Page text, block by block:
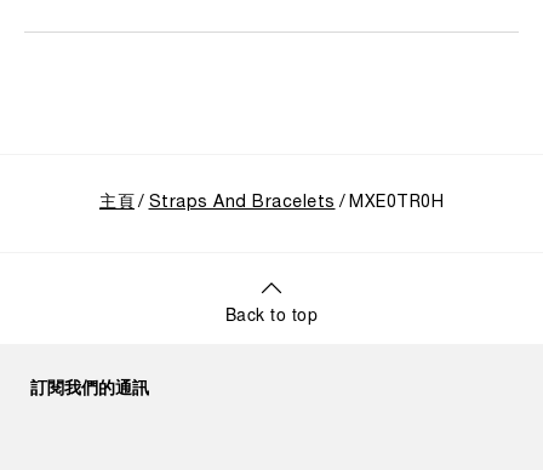
主頁 Straps And Bracelets MXE0TR0H
Back to top
訂閱我們的通訊